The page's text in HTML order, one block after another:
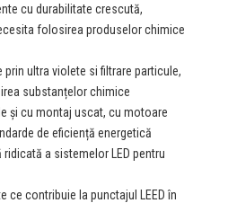
cu durabilitate crescută,
folosirea produselor chimice
prin ultra violete si filtrare particule,
substanțelor chimice
și cu montaj uscat, cu motoare
de eficiență energetică
ridicată a sistemelor LED pentru
ce contribuie la punctajul LEED în